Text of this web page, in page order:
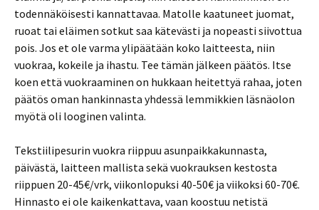
todennäköisesti kannattavaa. Matolle kaatuneet juomat,
ruoat tai eläimen sotkut saa kätevästi ja nopeasti siivottua
pois. Jos et ole varma ylipäätään koko laitteesta, niin
vuokraa, kokeile ja ihastu. Tee tämän jälkeen päätös. Itse
koen että vuokraaminen on hukkaan heitettyä rahaa, joten
päätös oman hankinnasta yhdessä lemmikkien läsnäolon
myötä oli looginen valinta.
Tekstiilipesurin vuokra riippuu asunpaikkakunnasta,
päivästä, laitteen mallista sekä vuokrauksen kestosta
riippuen 20-45€/vrk, viikonlopuksi 40-50€ ja viikoksi 60-70€.
Hinnasto ei ole kaikenkattava, vaan koostuu netistä